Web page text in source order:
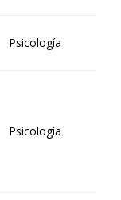
Psicología
Psicología